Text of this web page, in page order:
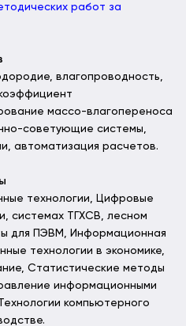
работ за
влагопроводность,
массо-влагопереноса
советующие системы,
автоматизация расчетов.
технологии, Цифровые
системах ТГХСВ, лесном
для ПЭВМ, Информационная
технологии в экономике,
Статистические методы
информационными
компьютерного